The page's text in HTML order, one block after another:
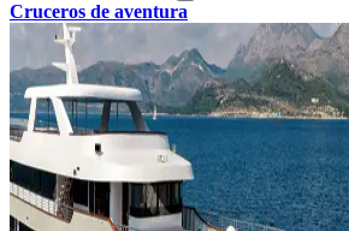
Cruceros de aventura